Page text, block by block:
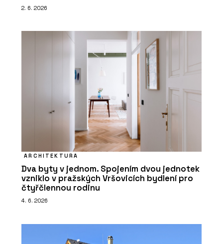
2. 6. 2026
ARCHITEKTURA
Dva byty v jednom. Spojením dvou jednotek
vzniklo v pražských Vršovicích bydlení pro
čtyřčlennou rodinu
4. 6. 2026